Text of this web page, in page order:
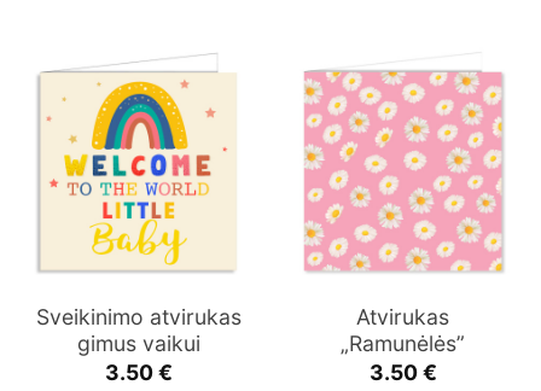
Sveikinimo atvirukas
gimus vaikui
3.50€
Atvirukas
„Ramunėlės”
3.50€